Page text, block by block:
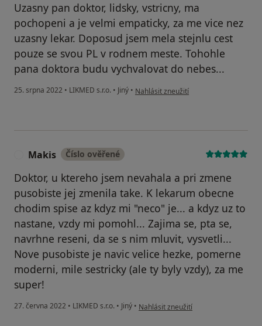
Uzasny pan doktor, lidsky, vstricny, ma
pochopeni a je velmi empaticky, za me vice nez
uzasny lekar. Doposud jsem mela stejnlu cest
pouze se svou PL v rodnem meste. Tohohle
pana doktora budu vychvalovat do nebes...
25. srpna 2022 • LIKMED s.r.o. • Jiný • podle názoru uživatele L.H
Nahlásit zneužití
Makis Číslo ověřené
Doktor, u ktereho jsem nevahala a pri zmene
pusobiste jej zmenila take. K lekarum obecne
chodim spise az kdyz mi "neco" je... a kdyz uz to
nastane, vzdy mi pomohl... Zajima se, pta se,
navrhne reseni, da se s nim mluvit, vysvetli...
Nove pusobiste je navic velice hezke, pomerne
moderni, mile sestricky (ale ty byly vzdy), za me
super!
27. června 2022 • LIKMED s.r.o. • Jiný • podle názoru uživatele Makis
Nahlásit zneužití